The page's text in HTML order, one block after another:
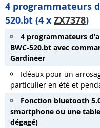
4 programmateurs
520.bt (4 x ZX7378)
4 programmateurs
BWC-520.bt avec
Gardineer
Idéaux pour un
particulier en été et
Fonction bluetooth
smartphone ou une
dégagé)